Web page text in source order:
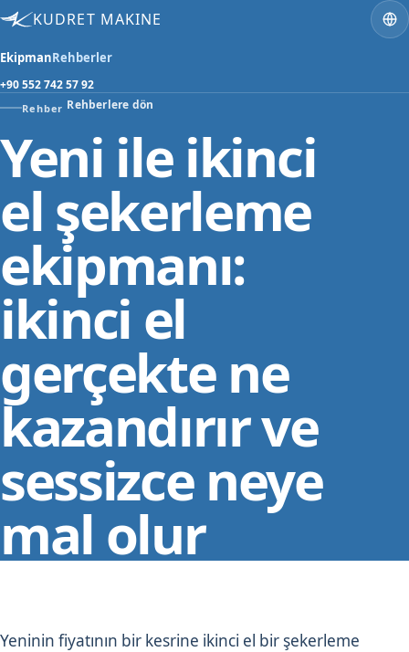
KUDRET MAKINE
EkipmanRehberler
+90 552 742 57 92
Rehber Rehberlere dön
Yeni ile ikinci
el şekerleme
ekipmanı:
ikinci el
gerçekte ne
kazandırır ve
sessizce neye
mal olur
Yeninin fiyatının bir kesrine ikinci el bir şekerleme